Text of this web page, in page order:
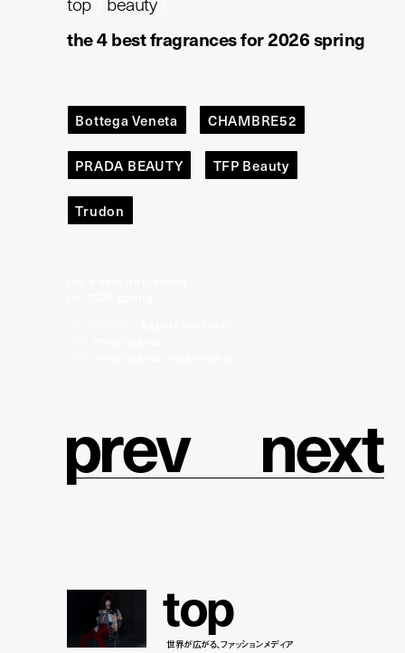
the 4 best fragrances for 2026 spring
Bottega Veneta CHAMBRE52
PRADA BEAUTY TFP Beauty
Trudon
prev next
top
世界が広がる、ファッションメディア